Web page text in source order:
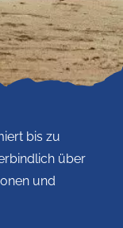
bis zu
über
und